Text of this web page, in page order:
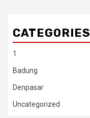
CATEGORIES
1
Badung
Denpasar
Uncategorized